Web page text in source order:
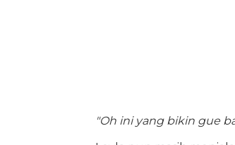
"Oh ini yang bikin gue